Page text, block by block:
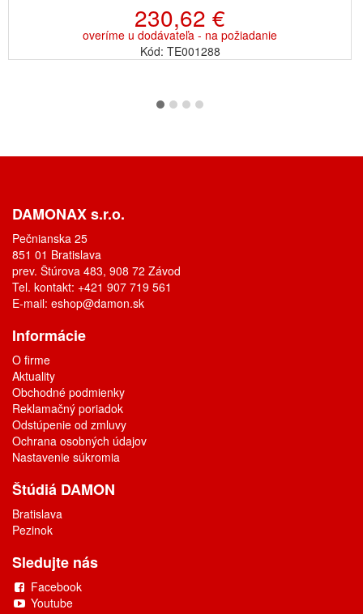
230,62 €
overíme u dodávateľa - na požiadanie
Kód: TE001288
DAMONAX s.r.o.
Pečnianska 25
851 01 Bratislava
prev. Štúrova 483, 908 72 Závod
Tel. kontakt: +421 907 719 561
E-mail: eshop@damon.sk
Informácie
O firme
Aktuality
Obchodné podmienky
Reklamačný poriadok
Odstúpenie od zmluvy
Ochrana osobných údajov
Nastavenie súkromia
Štúdiá DAMON
Bratislava
Pezinok
Sledujte nás
Facebook
Youtube